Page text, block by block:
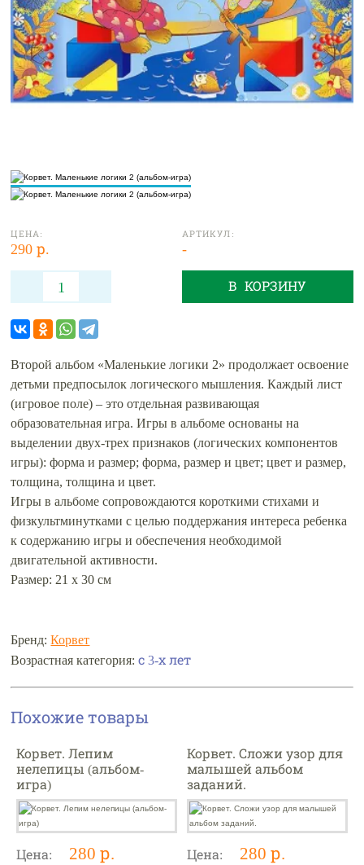
ЦЕНА:
290 р.
АРТИКУЛ:
-
В КОРЗИНУ
Второй альбом «Маленькие логики 2» продолжает освоение
детьми предпосылок логического мышления. Каждый лист
(игровое поле) – это отдельная развивающая
образовательная игра. Игры в альбоме основаны на
выделении двух-трех признаков (логических компонентов
игры): форма и размер; форма, размер и цвет; цвет и размер,
толщина, толщина и цвет.
Игры в альбоме сопровождаются короткими стихами и
физкультминутками с целью поддержания интереса ребенка
к содержанию игры и обеспечения необходимой
двигательной активности.
Размер: 21 х 30 см
Бренд:Корвет
Возрастная категория:с 3-х лет
Похожие товары
Корвет. Лепим
нелепицы (альбом-
игра)
Цена: 280 р.
Корвет. Сложи узор для
малышей альбом
заданий.
Цена: 280 р.